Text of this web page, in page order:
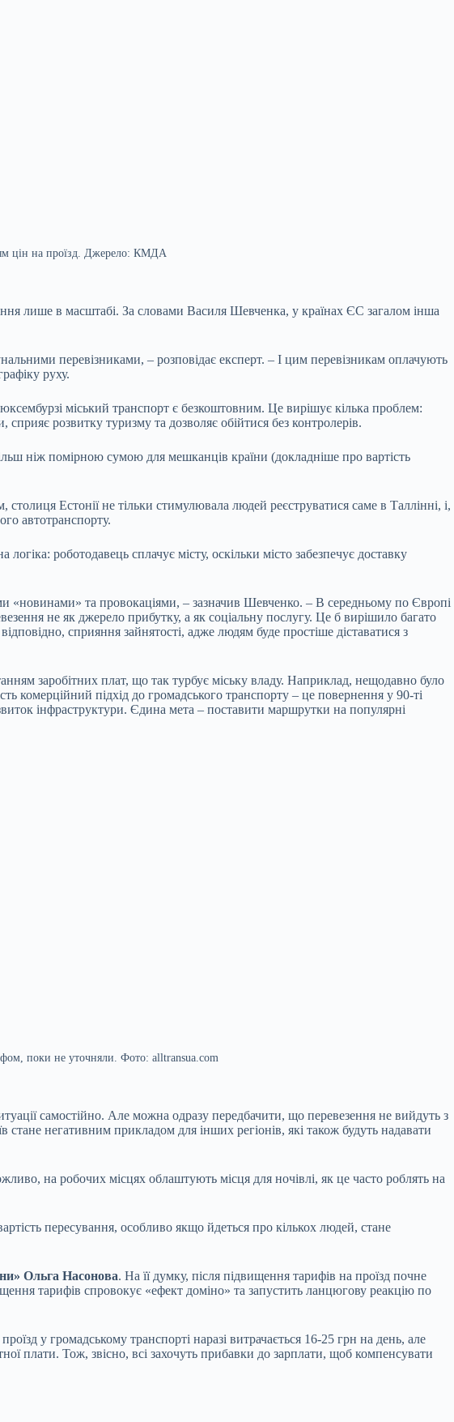
цін на проїзд. Джерело: КМДА
лише в масштабі. За словами Василя Шевченка, у країнах ЄС загалом інша
перевізниками, – розповідає експерт. – І цим перевізникам оплачують
руху.
міський транспорт є безкоштовним. Це вирішує кілька проблем:
розвитку туризму та дозволяє обійтися без контролерів.
ніж помірною сумою для мешканців країни (докладніше про вартість
Естонії не тільки стимулювала людей реєструватися саме в Таллінні, і,
автотранспорту.
роботодавець сплачує місту, оскільки місто забезпечує доставку
«новинами» та провокаціями, – зазначив Шевченко. – В середньому по Європі
не як джерело прибутку, а як соціальну послугу. Це б вирішило багато
сприяння зайнятості, адже людям буде простіше діставатися з
заробітних плат, що так турбує міську владу. Наприклад, нещодавно було
комерційний підхід до громадського транспорту – це повернення у 90-ті
інфраструктури. Єдина мета – поставити маршрутки на популярні
поки не уточняли. Фото: alltransua.com
самостійно. Але можна одразу передбачити, що перевезення не вийдуть з
негативним прикладом для інших регіонів, які також будуть надавати
на робочих місцях облаштують місця для ночівлі, як це часто роблять на
пересування, особливо якщо йдеться про кількох людей, стане
Ольга Насонова. На її думку, після підвищення тарифів на проїзд почне
тарифів спровокує «ефект доміно» та запустить ланцюгову реакцію по
у громадському транспорті наразі витрачається 16-25 грн на день, але
плати. Тож, звісно, всі захочуть прибавки до зарплати, щоб компенсувати